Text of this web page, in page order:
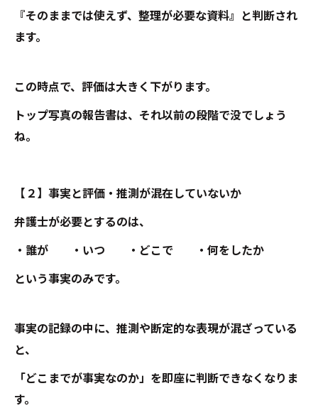
『そのままでは使えず、整理が必要な資料』と判断され
ます。
この時点で、評価は大きく下がります。
トップ写真の報告書は、それ以前の段階で没でしょう
ね。
【２】事実と評価・推測が混在していないか
弁護士が必要とするのは、
・誰が ・いつ ・どこで ・何をしたか
という事実のみです。
事実の記録の中に、推測や断定的な表現が混ざっている
と、
「どこまでが事実なのか」を即座に判断できなくなりま
す。